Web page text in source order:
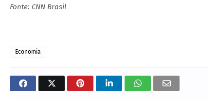
Fonte: CNN Brasil
Economia